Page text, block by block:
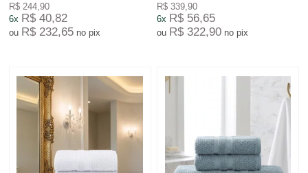
R$ 244,90
6x R$ 40,82
ou R$ 232,65 no pix
R$ 339,90
6x R$ 56,65
ou R$ 322,90 no pix